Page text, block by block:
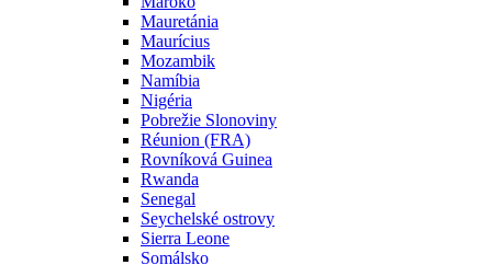
Mauretánia
Maurícius
Mozambik
Namíbia
Nigéria
Pobrežie Slonoviny
Réunion (FRA)
Rovníková Guinea
Rwanda
Senegal
Seychelské ostrovy
Sierra Leone
Somálsko